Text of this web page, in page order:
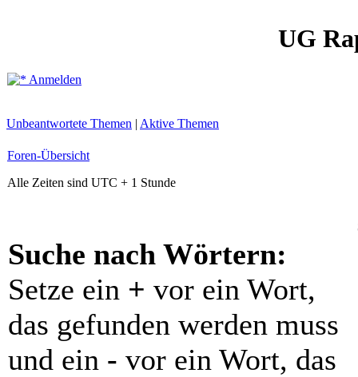
UG
Anmelden
Unbeantwortete Themen | Aktive Themen
Foren-Übersicht
Alle Zeiten sind UTC + 1 Stunde
Suche nach Wörtern:
Setze ein + vor ein Wort,
das gefunden werden muss
und ein - vor ein Wort, das